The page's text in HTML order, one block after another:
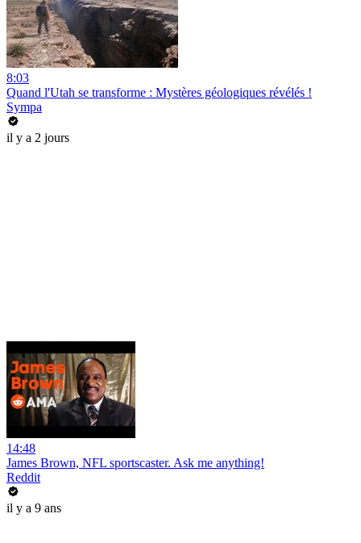
8:03
Quand l'Utah se transforme : Mystères géologiques révélés !
Sympa
il y a 2 jours
14:48
James Brown, NFL sportscaster. Ask me anything!
Reddit
il y a 9 ans